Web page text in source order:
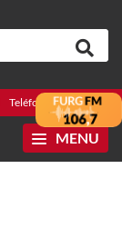
Teléfonos Licitaciones
MENU